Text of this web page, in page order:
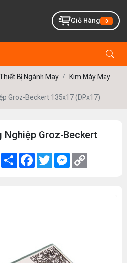
Giỏ Hàng 0
Thiết Bị Ngành May
Kim Máy May
Groz-Beckert 135x17 (DPx17)
Nghiệp Groz-Beckert
Share Facebook
TwitterMessenger